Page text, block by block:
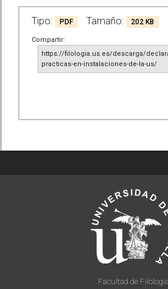
Tipo: PDF Tamaño: 202 KB
Compartir:
https://filologia.us.es/descarga/
practicas-en-instalaciones-de-la-us/
Facultad de Filología